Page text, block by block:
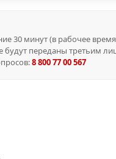
30 минут (в рабочее
будут переданы третьим
8 800 77 00 567